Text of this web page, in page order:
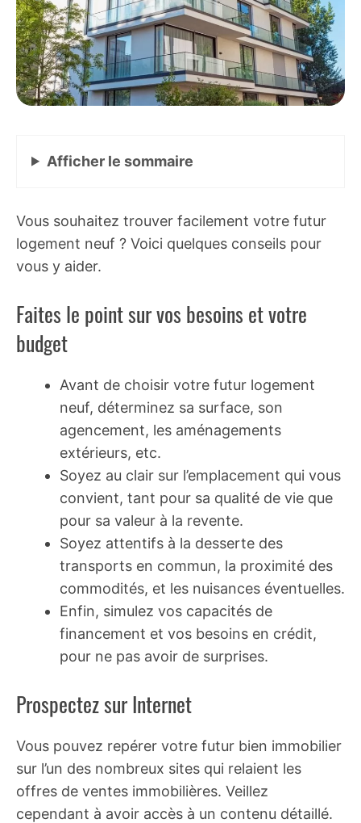
Afficher le sommaire
Vous souhaitez trouver facilement votre futur
logement neuf ? Voici quelques conseils pour
vous y aider.
Faites le point sur vos besoins et votre
budget
Avant de choisir votre futur logement
neuf, déterminez sa surface, son
agencement, les aménagements
extérieurs, etc.
Soyez au clair sur l’emplacement qui vous
convient, tant pour sa qualité de vie que
pour sa valeur à la revente.
Soyez attentifs à la desserte des
transports en commun, la proximité des
commodités, et les nuisances éventuelles.
Enfin, simulez vos capacités de
financement et vos besoins en crédit,
pour ne pas avoir de surprises.
Prospectez sur Internet
Vous pouvez repérer votre futur bien immobilier
sur l’un des nombreux sites qui relaient les
offres de ventes immobilières. Veillez
cependant à avoir accès à un contenu détaillé.